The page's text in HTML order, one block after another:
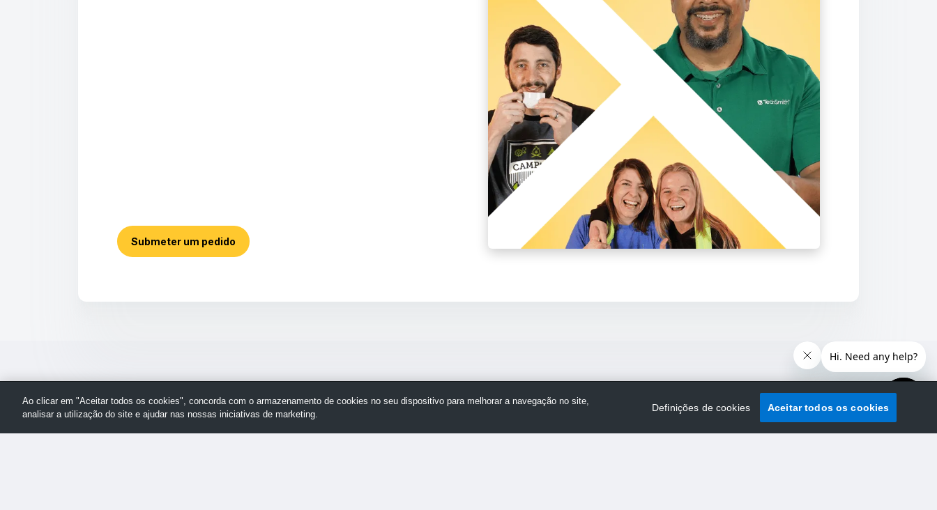
Submeter um pedido
Ao clicar em "Aceitar todos os cookies", concorda com o armazenamento de cookies no seu dispositivo para melhorar a navegação no site,
analisar a utilização do site e ajudar nas nossas iniciativas de marketing.
Definições de cookies Aceitar todos os cookies